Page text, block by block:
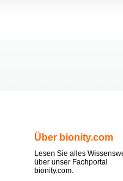
Über bionity.com
Lesen Sie alles
über unser Fachportal
bionity.com.